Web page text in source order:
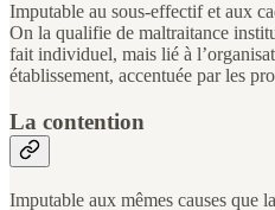
Imputable au sous-effectif et aux
On la qualifie de maltraitance
fait individuel, mais lié à
établissement, accentuée par les
La contention
Imputable aux mêmes causes que